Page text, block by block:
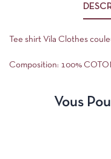
Tee shirt Vila Clothes
Composition: 100%
Vous